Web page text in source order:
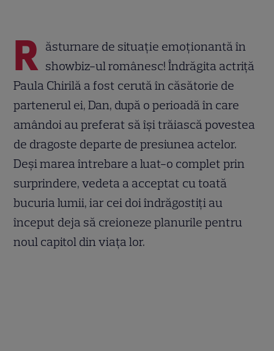
R ăsturnare de situație emoționantă în
showbiz-ul românesc! Îndrăgita actriță
Paula Chirilă a fost cerută în căsătorie de
partenerul ei, Dan, după o perioadă în care
amândoi au preferat să își trăiască povestea
de dragoste departe de presiunea actelor.
Deși marea întrebare a luat-o complet prin
surprindere, vedeta a acceptat cu toată
bucuria lumii, iar cei doi îndrăgostiți au
început deja să creioneze planurile pentru
noul capitol din viața lor.